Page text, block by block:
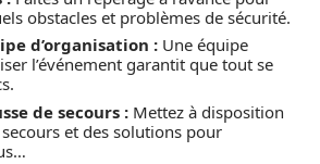
obstacles et problèmes de sécurité.
d’organisation : Une équipe
l’événement garantit que tout se
de secours : Mettez à disposition
et des solutions pour